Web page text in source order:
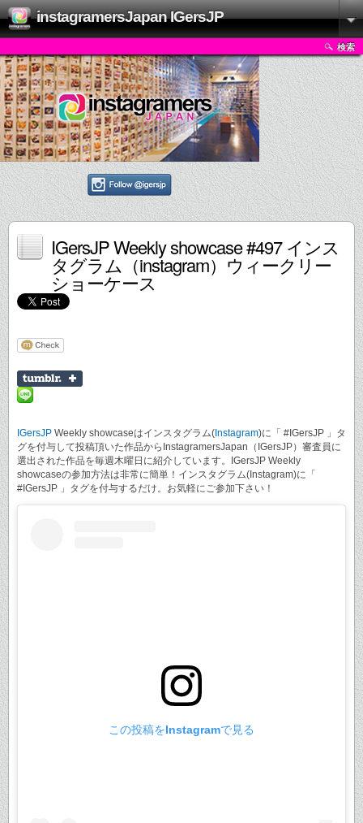
instagramersJapan IGersJP
検索
IGersJP Weekly showcase #497 インス
タグラム（instagram）ウィークリー
ショーケース
IGersJP Weekly showcaseはインスタグラム( Instagram)に「 #IGersJP 」タ
グを付与して投稿頂いた作品からInstagramersJapan（IGersJP）審査員に
選出された作品を毎週木曜日に紹介しています。IGersJP Weekly
showcaseの参加方法は非常に簡単！インスタグラム(Instagram)に「
#IGersJP 」タグを付与するだけ。お気軽にご参加下さい！
この投稿をInstagramで見る